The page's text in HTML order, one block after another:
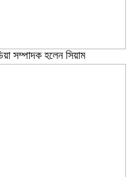
সম্পাদক হলেন সিয়াম